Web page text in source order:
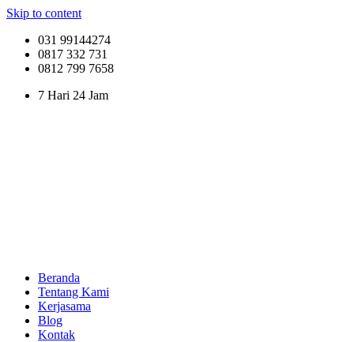
Skip to content
031 99144274
0817 332 731
0812 799 7658
7 Hari 24 Jam
Beranda
Tentang Kami
Kerjasama
Blog
Kontak